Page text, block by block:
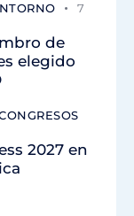
7
de
elegido
2027 en